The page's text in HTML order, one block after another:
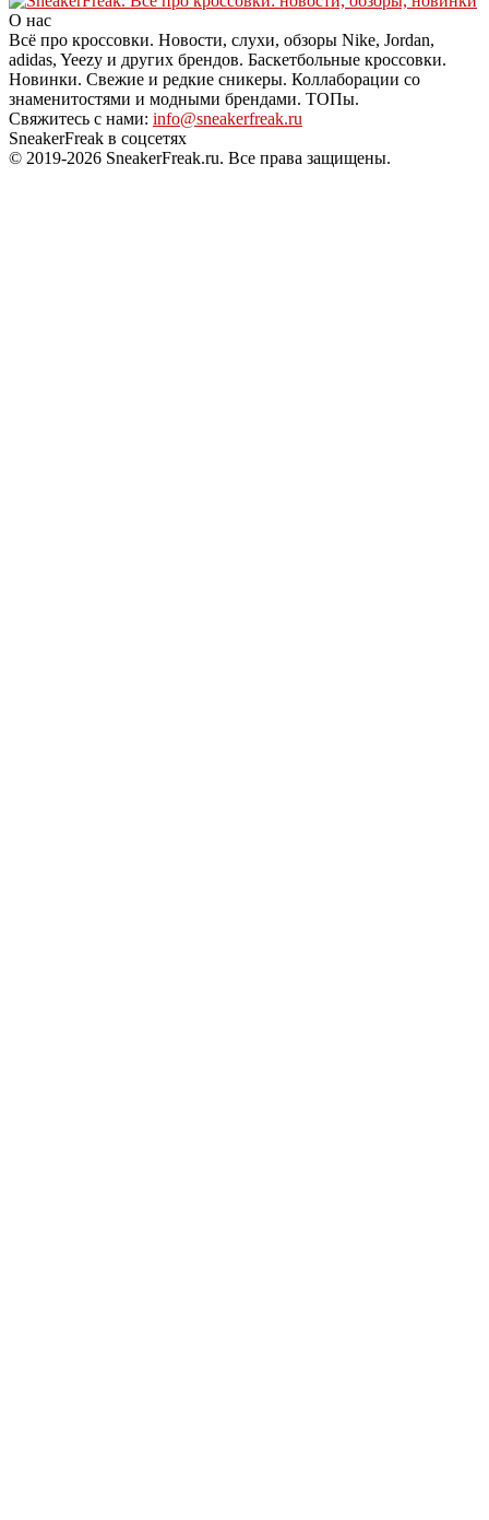
О нас
Всё про кроссовки. Новости, слухи, обзоры Nike, Jordan,
adidas, Yeezy и других брендов. Баскетбольные кроссовки.
Новинки. Свежие и редкие сникеры. Коллаборации со
знаменитостями и модными брендами. ТОПы.
Свяжитесь с нами: info@sneakerfreak.ru
SneakerFreak в соцсетях
© 2019-2026 SneakerFreak.ru. Все права защищены.